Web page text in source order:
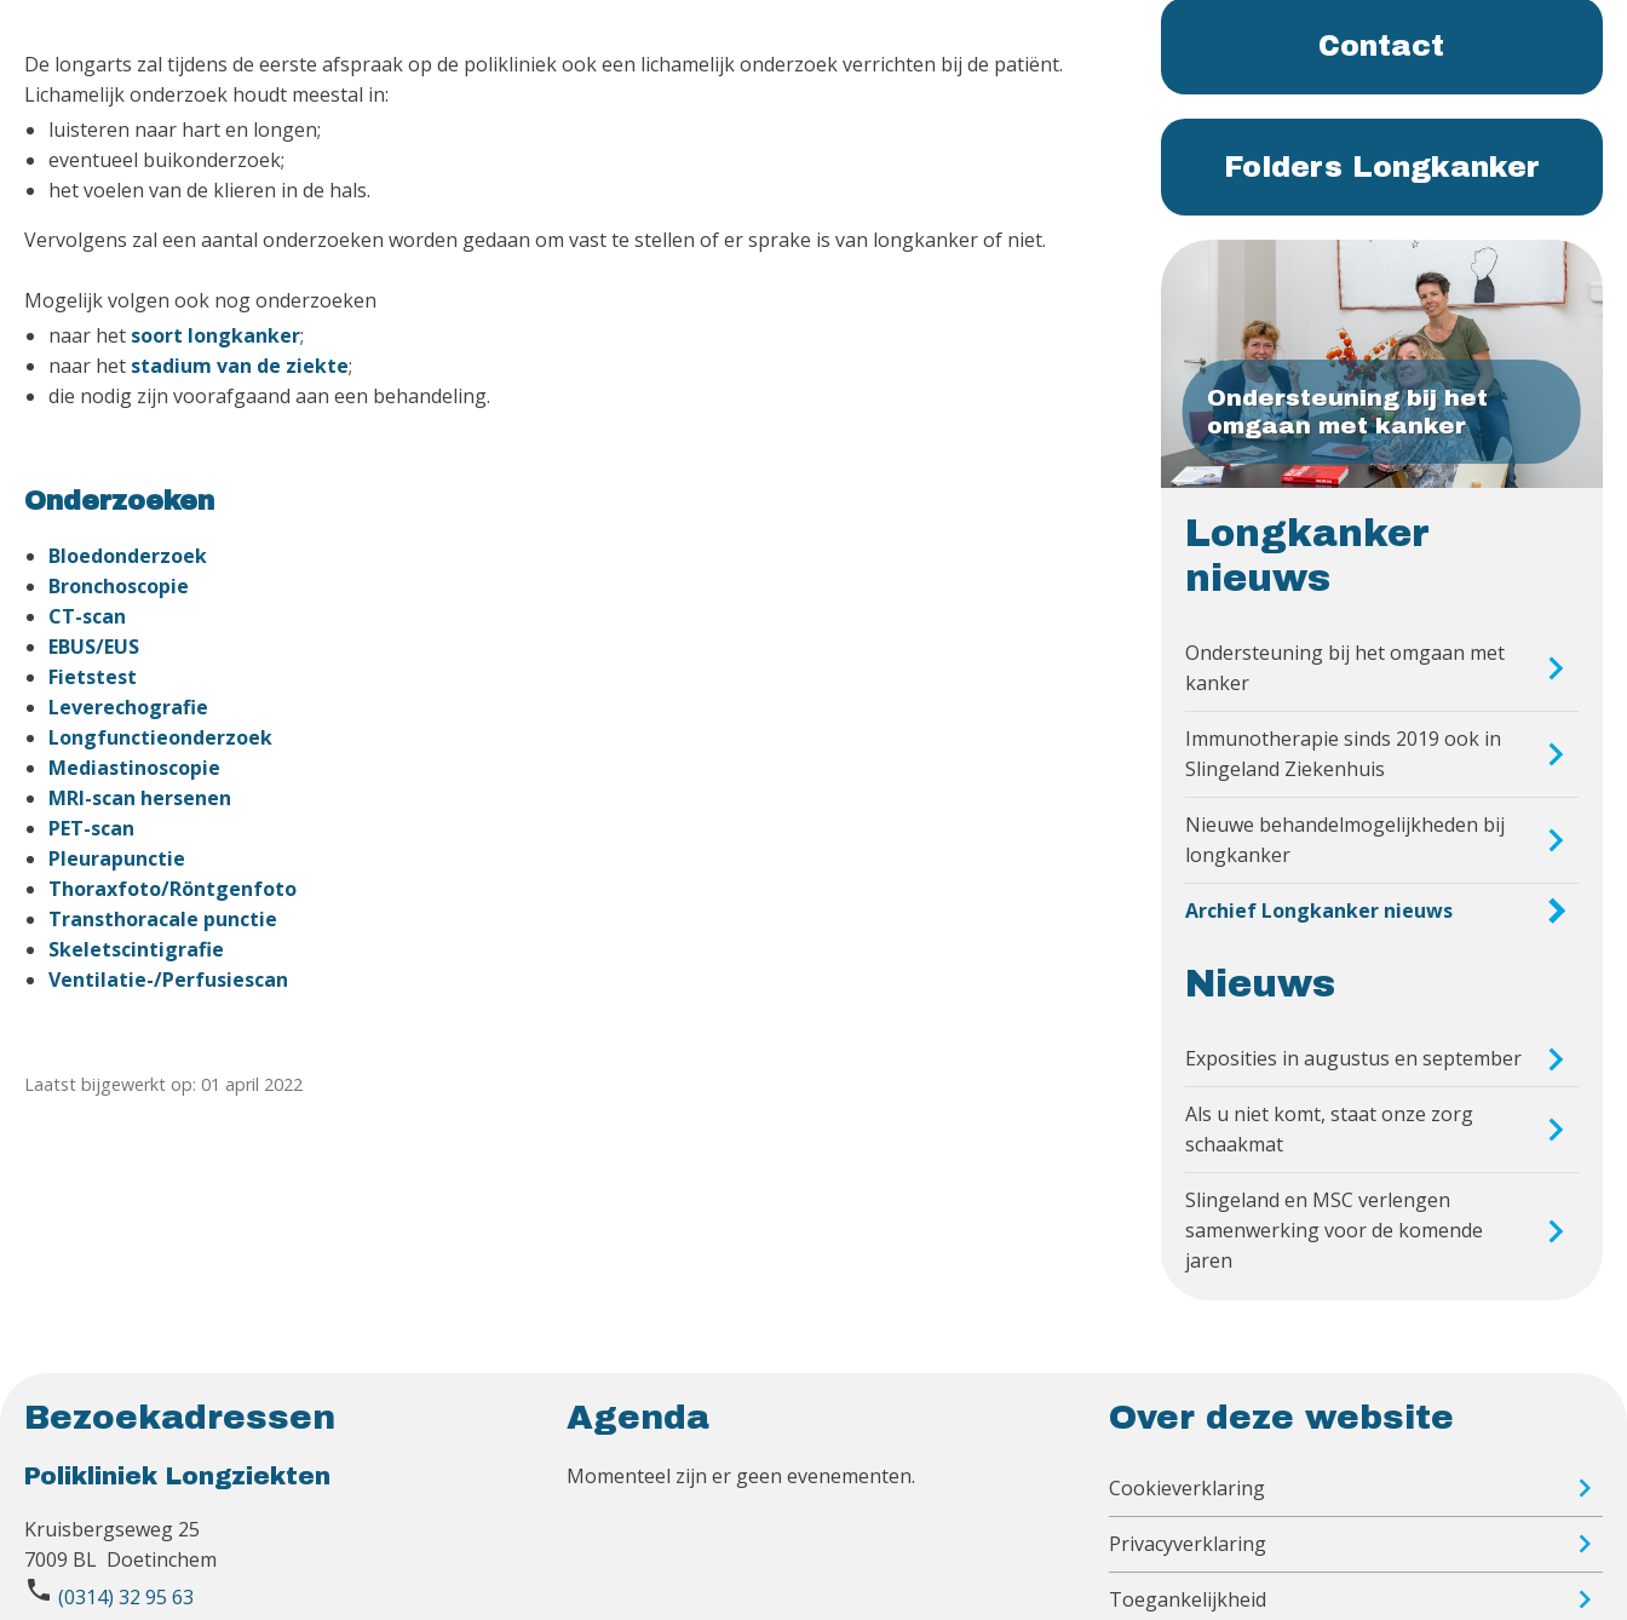
De longarts zal tijdens de eerste afspraak op de polikliniek ook een lichamelijk onderzoek verrichten bij de patiënt.
Lichamelijk onderzoek houdt meestal in:
luisteren naar hart en longen;
eventueel buikonderzoek;
het voelen van de klieren in de hals.
Vervolgens zal een aantal onderzoeken worden gedaan om vast te stellen of er sprake is van longkanker of niet.
Mogelijk volgen ook nog onderzoeken
naar het soort longkanker;
naar het stadium van de ziekte;
die nodig zijn voorafgaand aan een behandeling.
Onderzoeken
Bloedonderzoek
Bronchoscopie
CT-scan
EBUS/EUS
Fietstest
Leverechografie
Longfunctieonderzoek
Mediastinoscopie
MRI-scan hersenen
PET-scan
Pleurapunctie
Thoraxfoto/Röntgenfoto
Transthoracale punctie
Skeletscintigrafie
Ventilatie-/Perfusiescan
Laatst bijgewerkt op: 01 april 2022
Contact
Folders Longkanker
Ondersteuning bij het
omgaan met kanker
Longkanker
nieuws
Ondersteuning bij het omgaan met
kanker
Immunotherapie sinds 2019 ook in
Slingeland Ziekenhuis
Nieuwe behandelmogelijkheden bij
longkanker
Archief Longkanker nieuws
Nieuws
Exposities in augustus en september
Als u niet komt, staat onze zorg
schaakmat
Slingeland en MSC verlengen
samenwerking voor de komende
jaren
Bezoekadressen
Polikliniek Longziekten
Kruisbergseweg 25
7009 BL Doetinchem
phone (0314) 32 95 63
Agenda
Momenteel zijn er geen evenementen.
Over deze website
Cookieverklaring
Privacyverklaring
Toegankelijkheid